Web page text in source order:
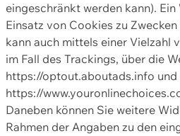
eingeschränkt werden kann).
Einsatz von Cookies zu
kann auch mittels einer Vielzahl
im Fall des Trackings, über die
https://optout.aboutads.info und
https://
Daneben können Sie weitere
Rahmen der Angaben zu den